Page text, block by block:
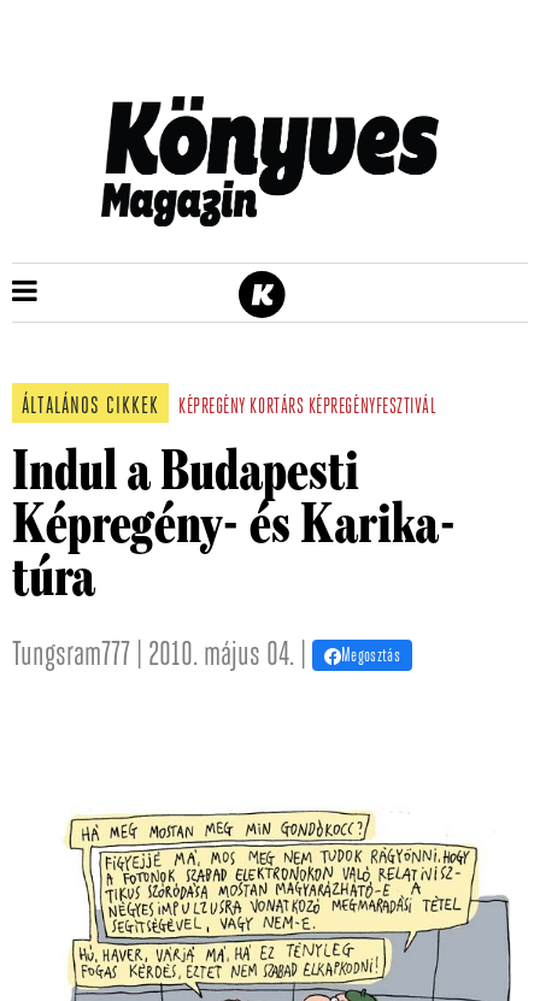
ÁLTALÁNOS CIKKEK KÉPREGÉNY KORTÁRS KÉPREGÉNYFESZTIVÁL
Indul a Budapesti
Képregény- és Karika-
túra
Tungsram777 | 2010. május 04. | Megosztás